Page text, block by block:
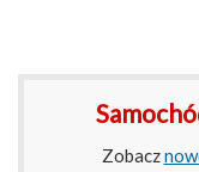
Zobacz